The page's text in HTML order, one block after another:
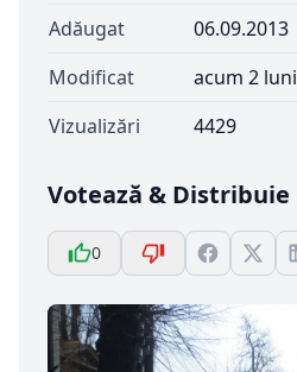
Adăugat
06.09.2013
Modificat
acum 2 luni
Vizualizări
4429
Votează & Distribuie
0